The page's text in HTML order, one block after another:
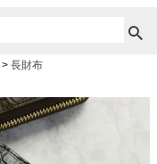
長財布